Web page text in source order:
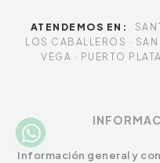
ATENDEMOS EN:
LOS CABALLEROS ·
VEGA · PUERTO
Información general y